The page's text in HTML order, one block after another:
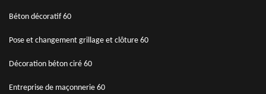
Béton décoratif 60
Pose et changement grillage et clôture 60
Décoration béton ciré 60
Entreprise de maçonnerie 60